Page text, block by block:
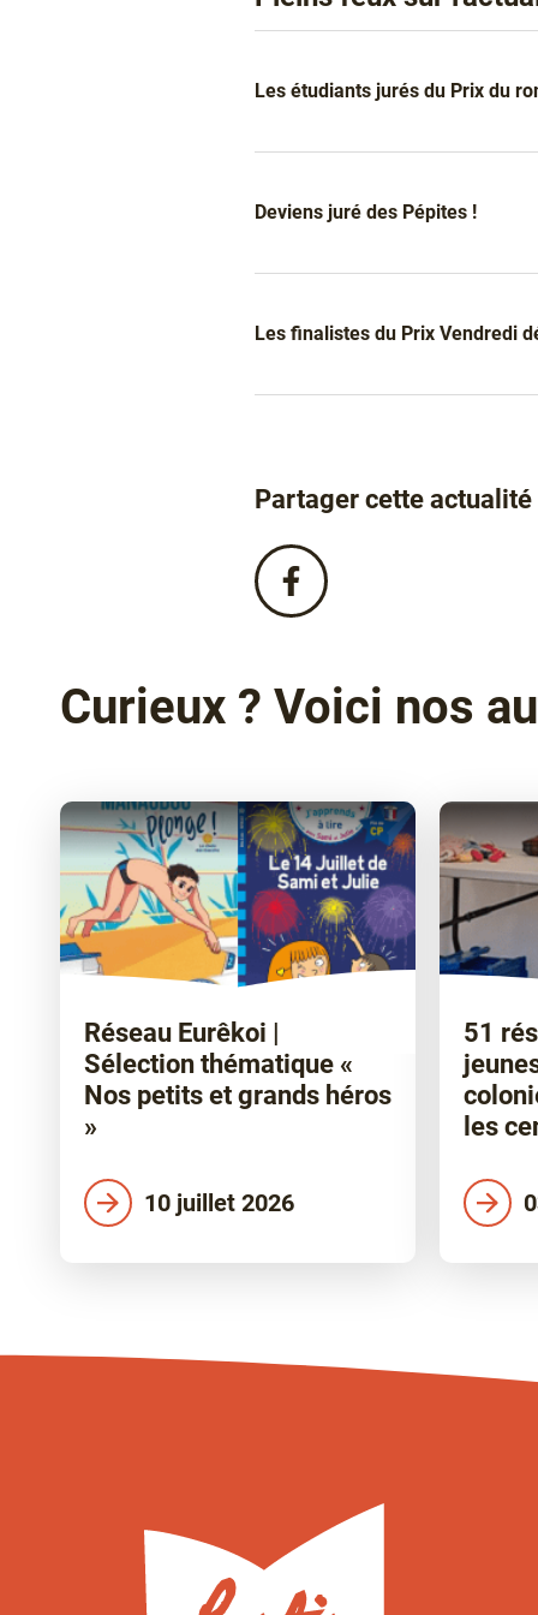
Les étudiants jurés du Prix du
Deviens juré des Pépites !
Les finalistes du Prix Vendredi
Partager cette actualité
Partagez
cette
Facebook
!
Curieux ? Voici nos
Réseau Eurêkoi |
Sélection thématique «
Nos petits et grands héros
»
10 juillet 2026
51
les